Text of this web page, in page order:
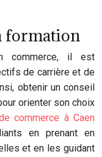
formation
commerce, il est
de carrière et de
obtenir un conseil
orienter son choix
commerce à Caen
en prenant en
et en les guidant